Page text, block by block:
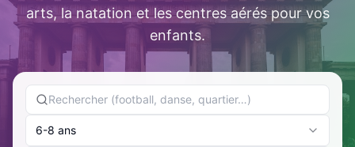
arts, la natation et les centres aérés pour vos
enfants.
6-8 ans